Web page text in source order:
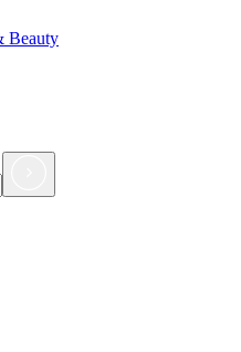
Beauty